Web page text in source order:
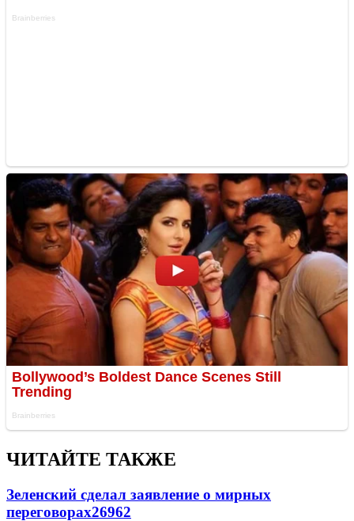
ЧИТАЙТЕ ТАКЖЕ
Зеленский сделал заявление о мирных
переговорах26962